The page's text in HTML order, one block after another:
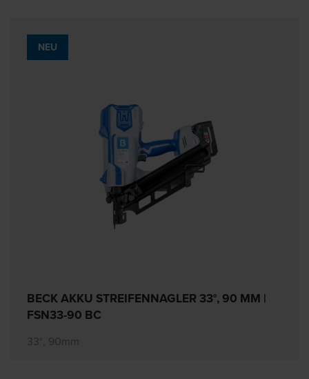
NEU
BECK AKKU STREIFENNAGLER 33°, 90 MM |
FSN33-90 BC
33°, 90mm